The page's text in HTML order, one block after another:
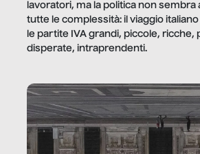
lavoratori, ma la politica non sembra
tutte le complessità: il viaggio
le partite IVA grandi, piccole, ricche,
disperate, intraprendenti.